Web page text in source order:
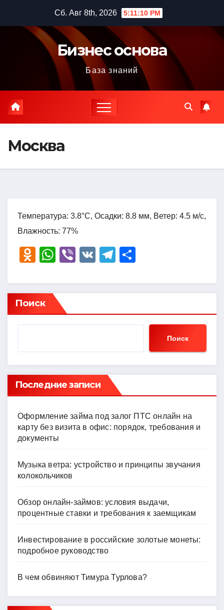
содержимому
Сб. Авг 8th, 2026 5:11:12 PM
Бизнес основа
База знаний
Москва
Температура: 3.8°C, Осадки: 8.8 мм, Ветер: 4.5 м/с,
Влажность: 77%
O
n
o
kl
ni
ki
W
at
s
A
Vi
er
V
T
e
a
р
в
ть
Поиск
Поиск
Последние записи
Оформление займа под залог ПТС онлайн на
карту без визита в офис: порядок, требования и
документы
Музыка ветра: устройство и принципы звучания
колокольчиков
Обзор онлайн-займов: условия выдачи,
процентные ставки и требования к заемщикам
Инвестирование в российские золотые монеты:
подробное руководство
В чем обвиняют Тимура Турлова?